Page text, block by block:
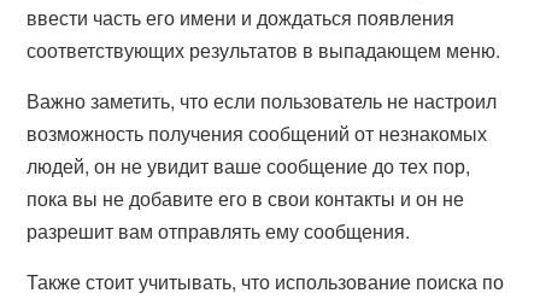
ввести часть его имени и дождаться появления
соответствующих результатов в выпадающем меню.
Важно заметить, что если пользователь не настроил
возможность получения сообщений от незнакомых
людей, он не увидит ваше сообщение до тех пор,
пока вы не добавите его в свои контакты и он не
разрешит вам отправлять ему сообщения.
Также стоит учитывать, что использование поиска по